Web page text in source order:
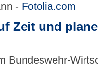
- Fotolia.com
Zeit und
Bundeswehr-